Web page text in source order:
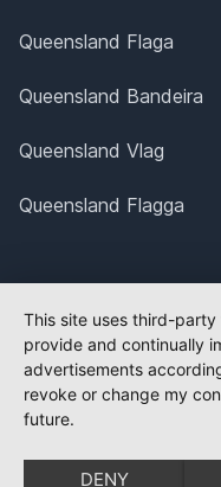
Queensland Flaga
Queensland Bandeira
Queensland Vlag
Queensland Flagga
This site uses third-
provide and continually
advertisements
revoke or change my
future.
DENY